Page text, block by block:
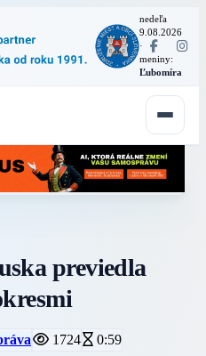
nedeľa
9.08.2026
·
meniny:
Ľubomíra
previedla
1724 0:59